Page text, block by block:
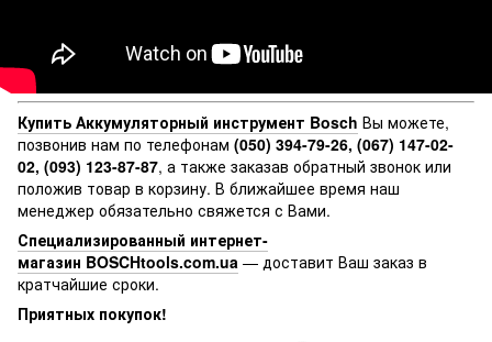
Купить Аккумуляторный инструмент Bosch Вы можете,
позвонив нам по телефонам (050) 394-79-26, (067) 147-02-
02, (093) 123-87-87, а также заказав обратный звонок или
положив товар в корзину. В ближайшее время наш
менеджер обязательно свяжется с Вами.
Специализированный интернет-
магазин BOSCHtools.com.ua — доставит Ваш заказ в
кратчайшие сроки.
Приятных покупок!